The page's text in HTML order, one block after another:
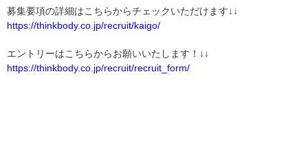
募集要項の詳細はこちらからチェックいただけます↓↓
https://thinkbody.co.jp/recruit/kaigo/
エントリーはこちらからお願いいたします！↓↓
https://thinkbody.co.jp/recruit/recruit_form/